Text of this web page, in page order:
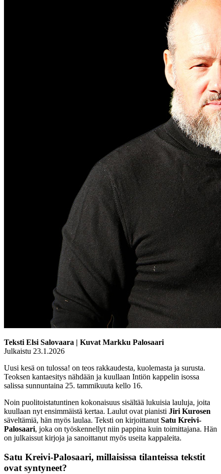
Teksti Elsi Salovaara | Kuvat Markku Palosaari
Julkaistu 23.1.2026
Uusi kesä on tulossa! on teos rakkaudesta, kuolemasta ja surusta.
Teoksen kantaesitys nähdään ja kuullaan Intiön kappelin isossa
salissa sunnuntaina 25. tammikuuta kello 16.
Noin puolitoistatuntinen kokonaisuus sisältää lukuisia lauluja, joita
kuullaan nyt ensimmäistä kertaa. Laulut ovat pianisti Jiri Kurosen
säveltämiä, hän myös laulaa. Teksti on kirjoittanutSatu Kreivi-
Palosaari, joka on työskennellyt niin pappina kuin toimittajana. Hän
on julkaissut kirjoja ja sanoittanut myös useita kappaleita.
Satu Kreivi-Palosaari, millaisissa tilanteissa tekstit
ovat syntyneet?